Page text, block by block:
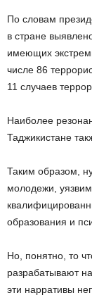
По словам
в стране
имеющих
числе 86
11 случаев
Наиболее
Таджикистане
Таким образом,
молодежи,
образования и
Но, понятно, то
разрабатывают
эти нарративы